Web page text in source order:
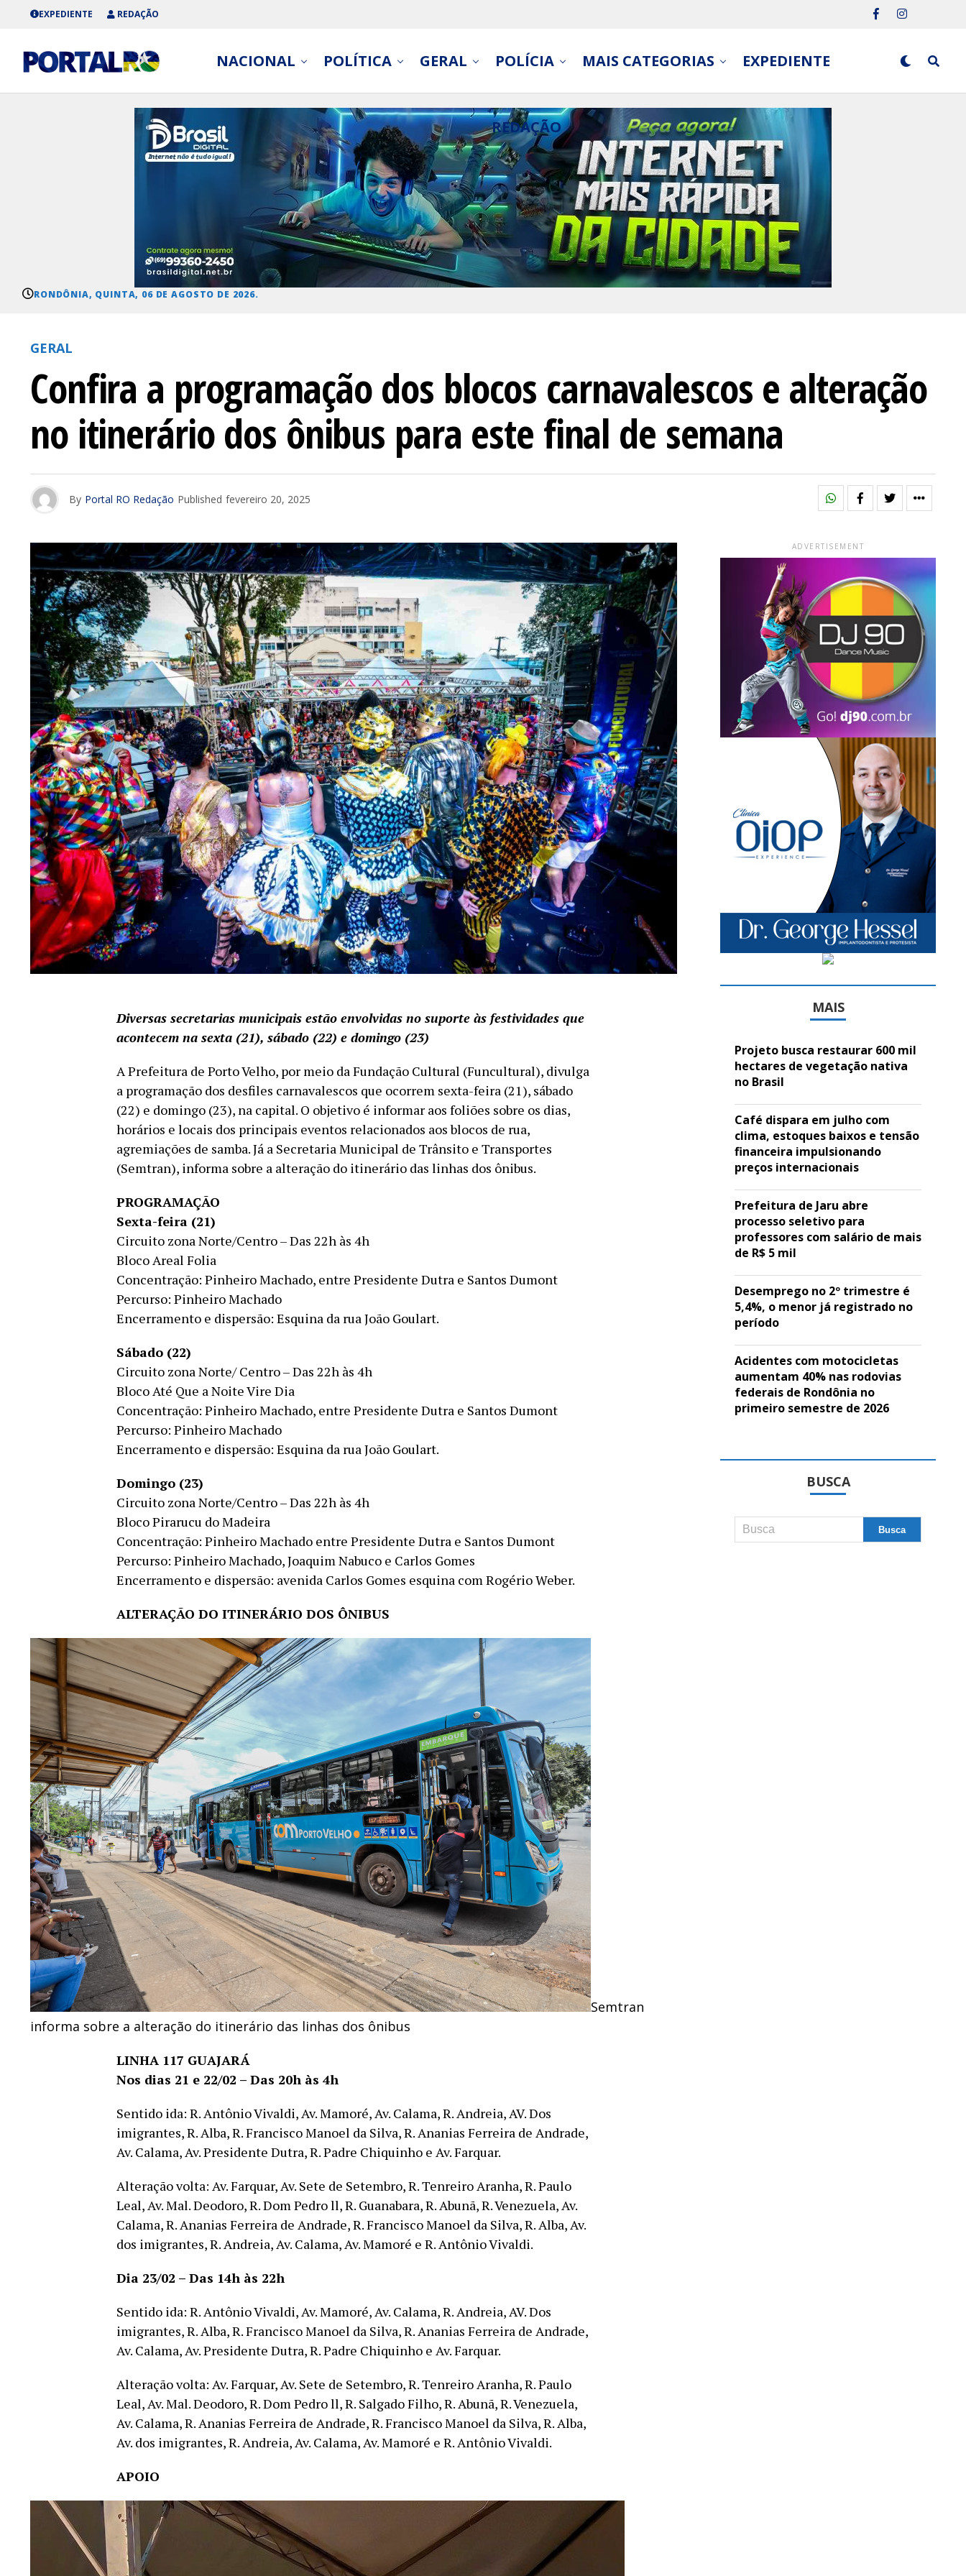
EXPEDIENTE REDAÇÃO
NACIONAL POLÍTICA GERAL POLÍCIA MAIS CATEGORIAS EXPEDIENTE
REDAÇÃO
RONDÔNIA, QUINTA, 06 DE AGOSTO DE 2026.
GERAL
Confira a programação dos blocos carnavalescos e alteração
no itinerário dos ônibus para este final de semana
By Portal RO Redação Published fevereiro 20, 2025
Diversas secretarias municipais estão envolvidas no suporte às festividades que
acontecem na sexta (21), sábado (22) e domingo (23)
A Prefeitura de Porto Velho, por meio da Fundação Cultural (Funcultural), divulga
a programação dos desfiles carnavalescos que ocorrem sexta-feira (21), sábado
(22) e domingo (23), na capital. O objetivo é informar aos foliões sobre os dias,
horários e locais dos principais eventos relacionados aos blocos de rua,
agremiações de samba. Já a Secretaria Municipal de Trânsito e Transportes
(Semtran), informa sobre a alteração do itinerário das linhas dos ônibus.
PROGRAMAÇÃO
Sexta-feira (21)
Circuito zona Norte/Centro – Das 22h às 4h
Bloco Areal Folia
Concentração: Pinheiro Machado, entre Presidente Dutra e Santos Dumont
Percurso: Pinheiro Machado
Encerramento e dispersão: Esquina da rua João Goulart.
Sábado (22)
Circuito zona Norte/ Centro – Das 22h às 4h
Bloco Até Que a Noite Vire Dia
Concentração: Pinheiro Machado, entre Presidente Dutra e Santos Dumont
Percurso: Pinheiro Machado
Encerramento e dispersão: Esquina da rua João Goulart.
Domingo (23)
Circuito zona Norte/Centro – Das 22h às 4h
Bloco Pirarucu do Madeira
Concentração: Pinheiro Machado entre Presidente Dutra e Santos Dumont
Percurso: Pinheiro Machado, Joaquim Nabuco e Carlos Gomes
Encerramento e dispersão: avenida Carlos Gomes esquina com Rogério Weber.
ALTERAÇÃO DO ITINERÁRIO DOS ÔNIBUS
Semtran
informa sobre a alteração do itinerário das linhas dos ônibus
LINHA 117 GUAJARÁ
Nos dias 21 e 22/02 – Das 20h às 4h
Sentido ida: R. Antônio Vivaldi, Av. Mamoré, Av. Calama, R. Andreia, AV. Dos
imigrantes, R. Alba, R. Francisco Manoel da Silva, R. Ananias Ferreira de Andrade,
Av. Calama, Av. Presidente Dutra, R. Padre Chiquinho e Av. Farquar.
Alteração volta: Av. Farquar, Av. Sete de Setembro, R. Tenreiro Aranha, R. Paulo
Leal, Av. Mal. Deodoro, R. Dom Pedro ll, R. Guanabara, R. Abunã, R. Venezuela, Av.
Calama, R. Ananias Ferreira de Andrade, R. Francisco Manoel da Silva, R. Alba, Av.
dos imigrantes, R. Andreia, Av. Calama, Av. Mamoré e R. Antônio Vivaldi.
Dia 23/02 – Das 14h às 22h
Sentido ida: R. Antônio Vivaldi, Av. Mamoré, Av. Calama, R. Andreia, AV. Dos
imigrantes, R. Alba, R. Francisco Manoel da Silva, R. Ananias Ferreira de Andrade,
Av. Calama, Av. Presidente Dutra, R. Padre Chiquinho e Av. Farquar.
Alteração volta: Av. Farquar, Av. Sete de Setembro, R. Tenreiro Aranha, R. Paulo
Leal, Av. Mal. Deodoro, R. Dom Pedro ll, R. Salgado Filho, R. Abunã, R. Venezuela,
Av. Calama, R. Ananias Ferreira de Andrade, R. Francisco Manoel da Silva, R. Alba,
Av. dos imigrantes, R. Andreia, Av. Calama, Av. Mamoré e R. Antônio Vivaldi.
APOIO
ADVERTISEMENT
MAIS
Projeto busca restaurar 600 mil
hectares de vegetação nativa
no Brasil
Café dispara em julho com
clima, estoques baixos e tensão
financeira impulsionando
preços internacionais
Prefeitura de Jaru abre
processo seletivo para
professores com salário de mais
de R$ 5 mil
Desemprego no 2º trimestre é
5,4%, o menor já registrado no
período
Acidentes com motocicletas
aumentam 40% nas rodovias
federais de Rondônia no
primeiro semestre de 2026
BUSCA